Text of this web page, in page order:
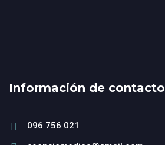
Información de contacto
096 756 021